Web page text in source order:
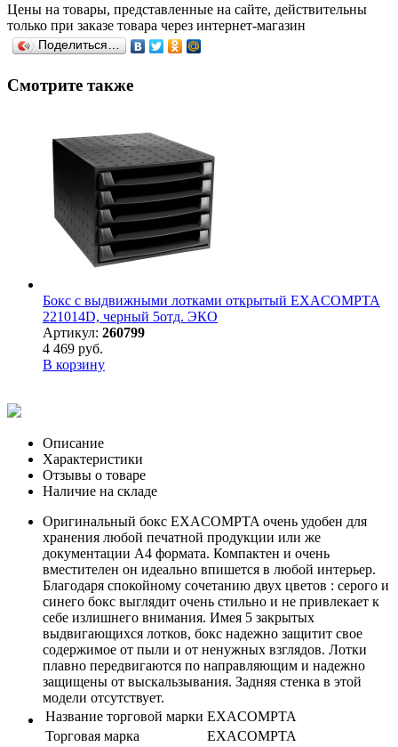
Цены на товары, представленные на сайте, действительны
только при заказе товара через интернет-магазин
Поделиться…
Смотрите также
Бокс с выдвижными лотками открытый EXACOMPTA
221014D, черный 5отд. ЭКО
Артикул: 260799
4 469 руб.
В корзину
Описание
Характеристики
Отзывы о товаре
Наличие на складе
Оригинальный бокс EXACOMPTA очень удобен для
хранения любой печатной продукции или же
документации А4 формата. Компактен и очень
вместителен он идеально впишется в любой интерьер.
Благодаря спокойному сочетанию двух цветов : серого и
синего бокс выглядит очень стильно и не привлекает к
себе излишнего внимания. Имея 5 закрытых
выдвигающихся лотков, бокс надежно защитит свое
содержимое от пыли и от ненужных взглядов. Лотки
плавно передвигаются по направляющим и надежно
защищены от выскальзывания. Задняя стенка в этой
модели отсутствует.
Название торговой марки EXACOMPTA
Торговая марка
EXACOMPTA